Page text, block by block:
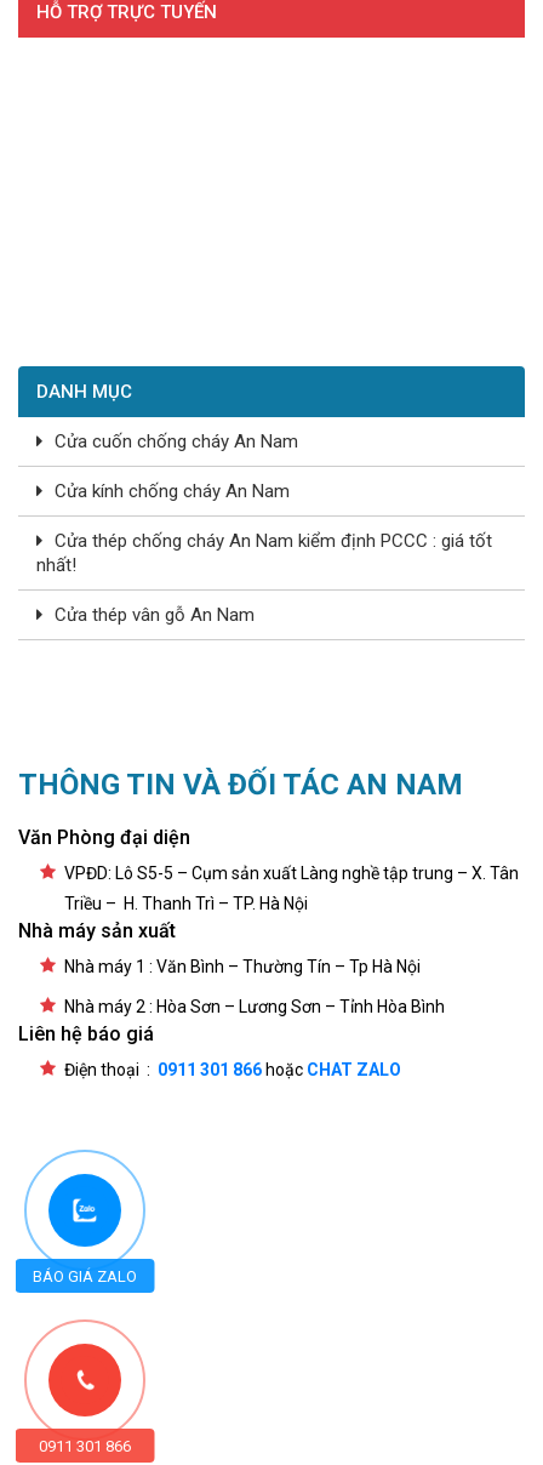
HỖ TRỢ TRỰC TUYẾN
DANH MỤC
Cửa cuốn chống cháy An Nam
Cửa kính chống cháy An Nam
Cửa thép chống cháy An Nam kiểm định PCCC : giá tốt
nhất!
Cửa thép vân gỗ An Nam
THÔNG TIN VÀ ĐỐI TÁC AN NAM
Văn Phòng đại diện
VPĐD: Lô S5-5 – Cụm sản xuất Làng nghề tập trung – X. Tân
Triều – H. Thanh Trì – TP. Hà Nội
Nhà máy sản xuất
Nhà máy 1 : Văn Bình – Thường Tín – Tp Hà Nội
Nhà máy 2 : Hòa Sơn – Lương Sơn – Tỉnh Hòa Bình
Liên hệ báo giá
Điện thoại : 0911 301 866 hoặc CHAT ZALO
0911 301 866
BÁO GIÁ ZALO